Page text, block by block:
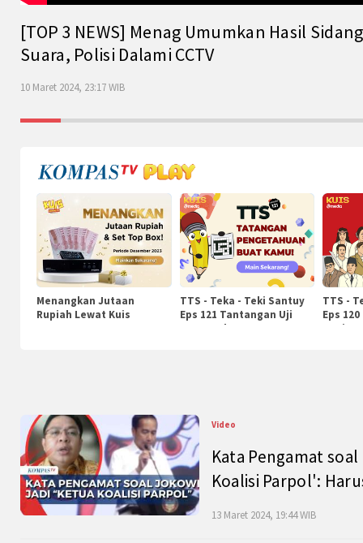
[TOP 3 NEWS] Menag Umumkan Hasil
Suara, Polisi Dalami CCTV
10 Maret 2024, 23:17 WIB
Menangkan Jutaan
Rupiah Lewat Kuis
TTS - Teka - Teki Santuy
Eps 121 Tantangan Uji
Pengetahuan
TTS -
Eps
Video
Kata Pengamat
Koalisi Parpol':
13 Maret 2024, 19:44 WIB